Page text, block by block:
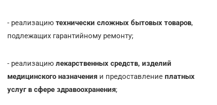
- реализацию технически сложных бытовых товаров,
подлежащих гарантийному ремонту;
- реализацию лекарственных средств, изделий
медицинского назначения и предоставление платных
услуг в сфере здравоохранения;